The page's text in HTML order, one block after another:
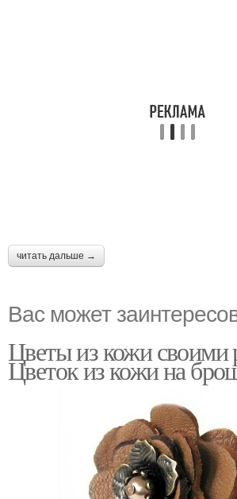
читать дальше →
Вас может
Цветы из кожи своими
Цветок из кожи на